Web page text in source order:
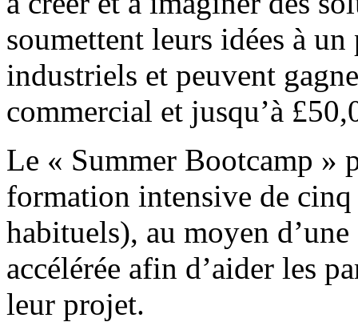
soumettent leurs idées à
industriels et peuvent
commercial et jusqu’à
Le « Summer Bootcamp »
formation intensive de
habituels), au moyen
accélérée afin d’aider les
leur projet.